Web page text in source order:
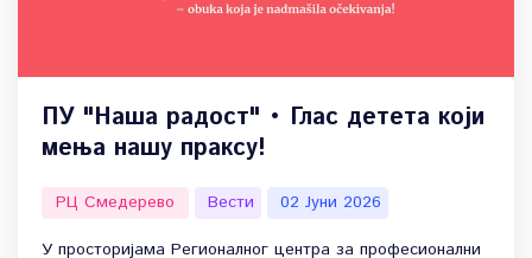
ПУ "Наша радост" • Глас детета који
мења нашу праксу!
РЦ Смедерево Вести
02 Јуни 2026
У просторијама Регионалног центра за професионални